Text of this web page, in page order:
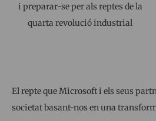
i preparar-se per als reptes de la
quarta revolució industrial
El repte que Microsoft i els seus
societat basant-nos en una